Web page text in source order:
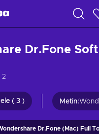
Dr.Fone
2
( 3 ) Metin:
Dr.Fone (Mac) Full